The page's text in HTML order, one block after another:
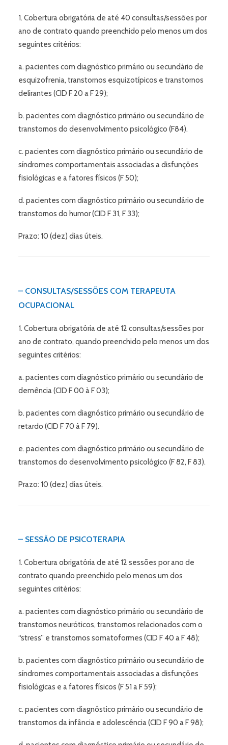
1. Cobertura obrigatória de até 40 consultas/sessões por
ano de contrato quando preenchido pelo menos um dos
seguintes critérios:
a. pacientes com diagnóstico primário ou secundário de
esquizofrenia, transtornos esquizotípicos e transtornos
delirantes (CID F 20 a F 29);
b. pacientes com diagnóstico primário ou secundário de
transtornos do desenvolvimento psicológico (F84).
c. pacientes com diagnóstico primário ou secundário de
síndromes comportamentais associadas a disfunções
fisiológicas e a fatores físicos (F 50);
d. pacientes com diagnóstico primário ou secundário de
transtornos do humor (CID F 31, F 33);
Prazo: 10 (dez) dias úteis.
– CONSULTAS/SESSÕES COM TERAPEUTA
OCUPACIONAL
1. Cobertura obrigatória de até 12 consultas/sessões por
ano de contrato, quando preenchido pelo menos um dos
seguintes critérios:
a. pacientes com diagnóstico primário ou secundário de
demência (CID F 00 à F 03);
b. pacientes com diagnóstico primário ou secundário de
retardo (CID F 70 à F 79).
e. pacientes com diagnóstico primário ou secundário de
transtornos do desenvolvimento psicológico (F 82, F 83).
Prazo: 10 (dez) dias úteis.
– SESSÃO DE PSICOTERAPIA
1. Cobertura obrigatória de até 12 sessões por ano de
contrato quando preenchido pelo menos um dos
seguintes critérios:
a. pacientes com diagnóstico primário ou secundário de
transtornos neuróticos, transtornos relacionados com o
“stress” e transtornos somatoformes (CID F 40 a F 48);
b. pacientes com diagnóstico primário ou secundário de
síndromes comportamentais associadas a disfunções
fisiológicas e a fatores físicos (F 51 a F 59);
c. pacientes com diagnóstico primário ou secundário de
transtornos da infância e adolescência (CID F 90 a F 98);